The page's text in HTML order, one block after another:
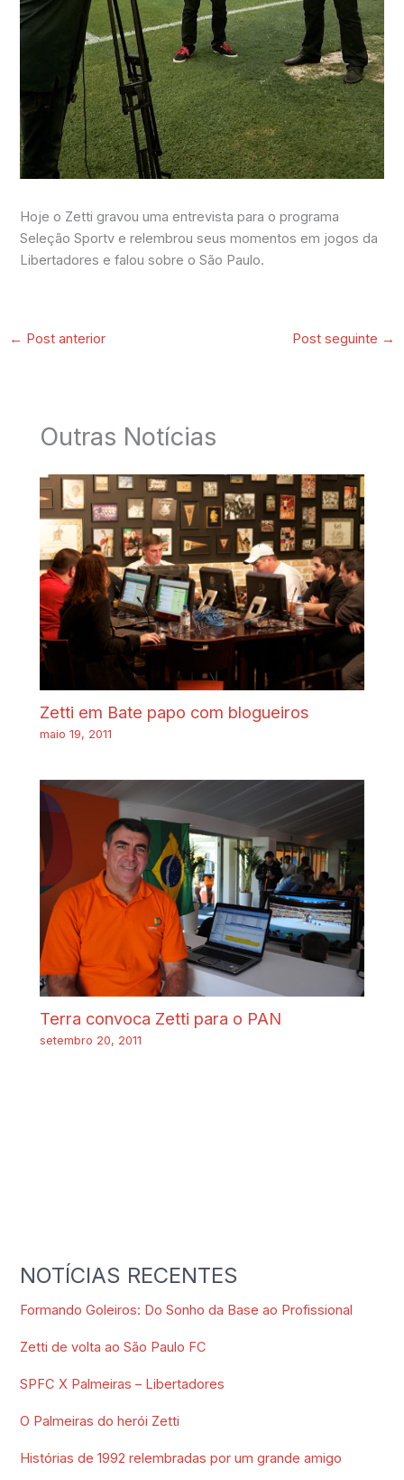
Hoje o Zetti gravou uma entrevista para o programa
Seleção Sportv e relembrou seus momentos em jogos da
Libertadores e falou sobre o São Paulo.
← Post anterior Post seguinte →
Outras Notícias
Zetti em Bate papo com blogueiros
maio 19, 2011
Terra convoca Zetti para o PAN
setembro 20, 2011
NOTÍCIAS RECENTES
Formando Goleiros: Do Sonho da Base ao Profissional
Zetti de volta ao São Paulo FC
SPFC X Palmeiras – Libertadores
O Palmeiras do herói Zetti
Histórias de 1992 relembradas por um grande amigo